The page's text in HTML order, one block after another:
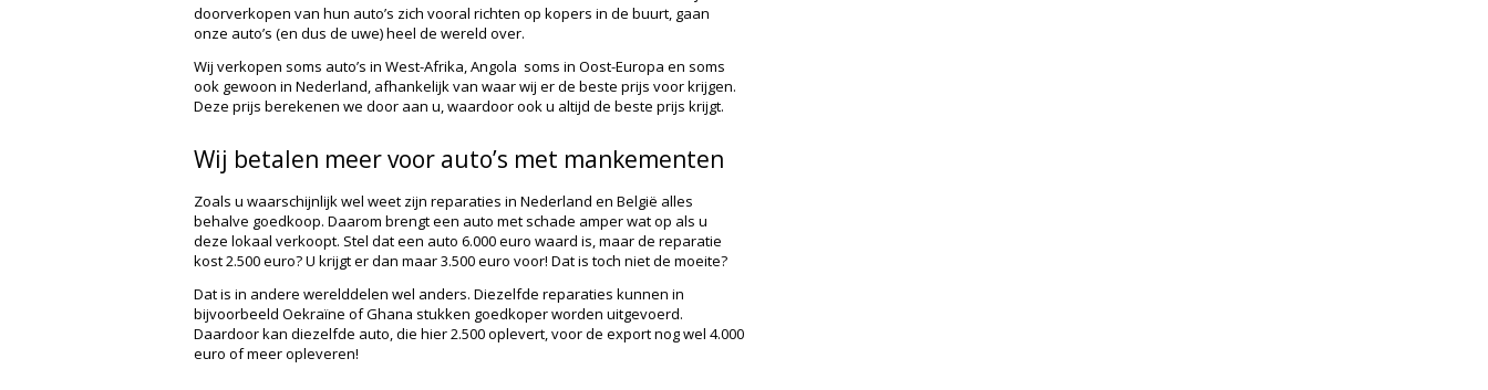
doorverkopen van hun auto’s zich vooral richten op kopers in de buurt, gaan
onze auto’s (en dus de uwe) heel de wereld over.
Wij verkopen soms auto’s in West-Afrika, Angola soms in Oost-Europa en soms
ook gewoon in Nederland, afhankelijk van waar wij er de beste prijs voor krijgen.
Deze prijs berekenen we door aan u, waardoor ook u altijd de beste prijs krijgt.
Wij betalen meer voor auto’s met mankementen
Zoals u waarschijnlijk wel weet zijn reparaties in Nederland en België alles
behalve goedkoop. Daarom brengt een auto met schade amper wat op als u
deze lokaal verkoopt. Stel dat een auto 6.000 euro waard is, maar de reparatie
kost 2.500 euro? U krijgt er dan maar 3.500 euro voor! Dat is toch niet de moeite?
Dat is in andere werelddelen wel anders. Diezelfde reparaties kunnen in
bijvoorbeeld Oekraïne of Ghana stukken goedkoper worden uitgevoerd.
Daardoor kan diezelfde auto, die hier 2.500 oplevert, voor de export nog wel 4.000
euro of meer opleveren!